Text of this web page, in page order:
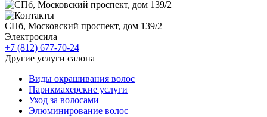
СПб, Московский проспект, дом 139/2
Электросила
+7 (812) 677-70-24
Другие услуги салона
Виды окрашивания волос
Парикмахерские услуги
Уход за волосами
Элюминирование волос